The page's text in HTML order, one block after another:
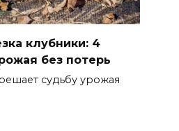
клубники: 4
без потерь
судьбу урожая